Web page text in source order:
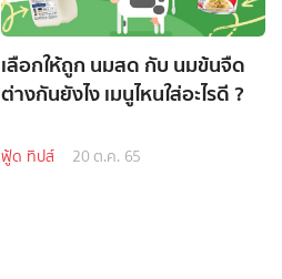
เลือกให้ถูก นมสด กับ นมข้นจืด
ต่างกันยังไง เมนูไหนใส่อะไรดี ?
ฟู้ด ทิปส์ 20 ต.ค. 65